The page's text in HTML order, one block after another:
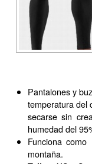
Rio Cauca
Choco en Barco
Choco Lancha
Caño Cristales
Avistamiento de
Cerros de
Pantalones y
temperatura del
secarse sin
humedad del
Funciona
montaña.